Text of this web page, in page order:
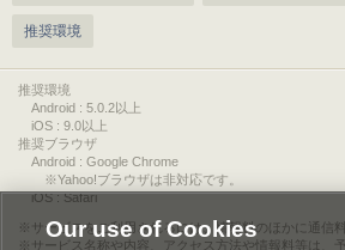
推奨環境
推奨環境
Android : 5.0.2以上
iOS : 9.0以上
推奨ブラウザ
Android : Google Chrome
※Yahoo!ブラウザは非対応です。
iOS : Safari
サービスをご利用されるには、情報料のほかに通信
サービス名称や内容、アクセス方法や情報料等は、
Our use of Cookies